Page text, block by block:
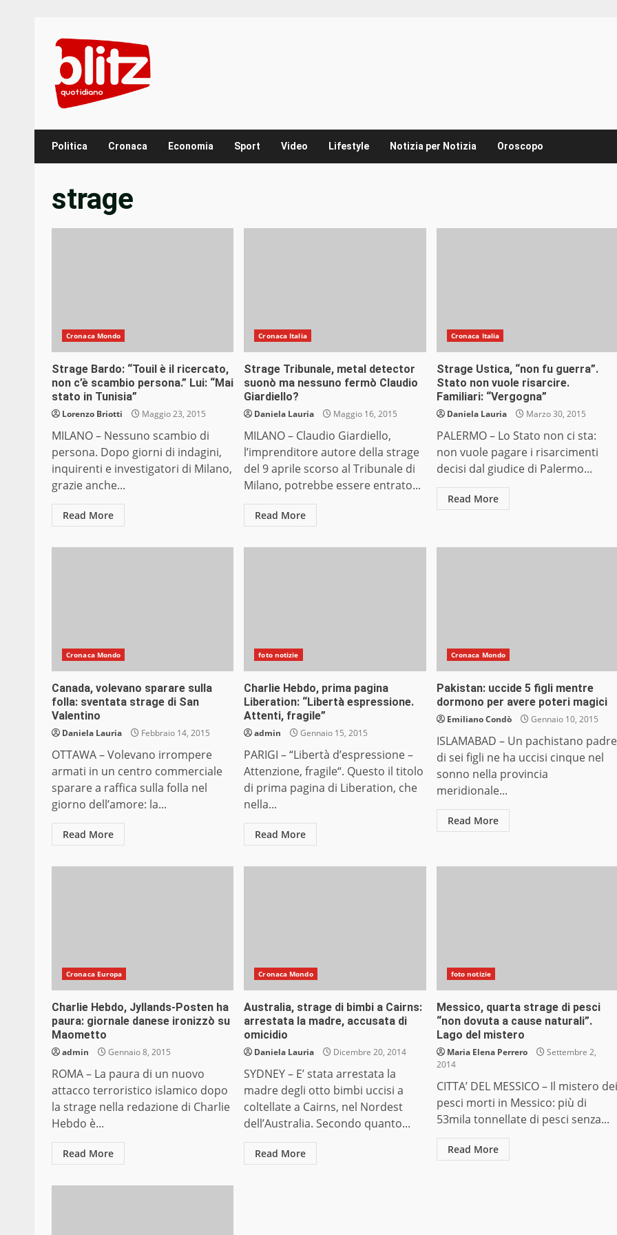
content
Politica Cronaca Economia Sport Video Lifestyle Notizia per Notizia Oroscopo
strage
Cronaca Mondo
Strage Bardo: “Touil è il ricercato,
non c’è scambio persona.” Lui: “Mai
stato in Tunisia”
Lorenzo Briotti Maggio 23, 2015
MILANO – Nessuno scambio di
persona. Dopo giorni di indagini,
inquirenti e investigatori di Milano,
grazie anche...
Read More
Cronaca Italia
Strage Tribunale, metal detector
suonò ma nessuno fermò Claudio
Giardiello?
Daniela Lauria Maggio 16, 2015
MILANO – Claudio Giardiello,
l’imprenditore autore della strage
del 9 aprile scorso al Tribunale di
Milano, potrebbe essere entrato...
Read More
Cronaca Italia
Strage Ustica, “non fu guerra”.
Stato non vuole risarcire.
Familiari: “Vergogna”
Daniela Lauria Marzo 30, 2015
PALERMO – Lo Stato non ci sta:
non vuole pagare i risarcimenti
decisi dal giudice di Palermo...
Read More
Cronaca Mondo
Canada, volevano sparare sulla
folla: sventata strage di San
Valentino
Daniela Lauria Febbraio 14, 2015
OTTAWA – Volevano irrompere
armati in un centro commerciale
sparare a raffica sulla folla nel
giorno dell’amore: la...
Read More
foto notizie
Charlie Hebdo, prima pagina
Liberation: “Libertà espressione.
Attenti, fragile”
admin Gennaio 15, 2015
PARIGI – “Libertà d’espressione –
Attenzione, fragile“. Questo il titolo
di prima pagina di Liberation, che
nella...
Read More
Cronaca Mondo
Pakistan: uccide 5 figli mentre
dormono per avere poteri magici
Emiliano Condò Gennaio 10, 2015
ISLAMABAD – Un pachistano padre
di sei figli ne ha uccisi cinque nel
sonno nella provincia
meridionale...
Read More
Cronaca Europa
Charlie Hebdo, Jyllands-Posten ha
paura: giornale danese ironizzò su
Maometto
admin Gennaio 8, 2015
ROMA – La paura di un nuovo
attacco terroristico islamico dopo
la strage nella redazione di Charlie
Hebdo è...
Read More
Cronaca Mondo
Australia, strage di bimbi a Cairns:
arrestata la madre, accusata di
omicidio
Daniela Lauria Dicembre 20, 2014
SYDNEY – E’ stata arrestata la
madre degli otto bimbi uccisi a
coltellate a Cairns, nel Nordest
dell’Australia. Secondo quanto...
Read More
foto notizie
Messico, quarta strage di pesci
“non dovuta a cause naturali”.
Lago del mistero
Maria Elena Perrero
Settembre 2,
2014
CITTA’ DEL MESSICO – Il mistero dei
pesci morti in Messico: più di
53mila tonnellate di pesci senza...
Read More